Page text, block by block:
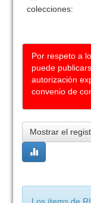
colecciones:
Por respeto a
puede
autorización
convenio de
Mostrar el